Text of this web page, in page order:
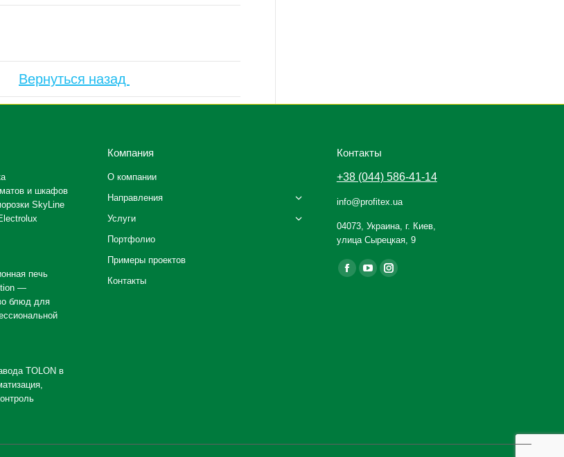
Вернуться назад
и шкафов
SkyLine
печь
—
блюд для
TOLON в
Компания
О компании
Направления
Услуги
Портфолио
Примеры проектов
Контакты
Контакты
+38 (044) 586-41-14
info@profitex.ua
04073, Украина, г. Киев,
улица Сырецкая, 9
Ищите нас:
Facebook
YouTubeInstagram